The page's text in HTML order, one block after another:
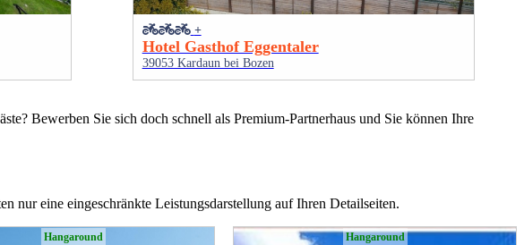
+
Hotel Gasthof Eggentaler
39053 Kardaun bei Bozen
Bewerben Sie sich doch schnell als Premium-Partnerhaus und Sie können Ihre
nur eine eingeschränkte Leistungsdarstellung auf Ihren Detailseiten.
Hangaround Hangaround